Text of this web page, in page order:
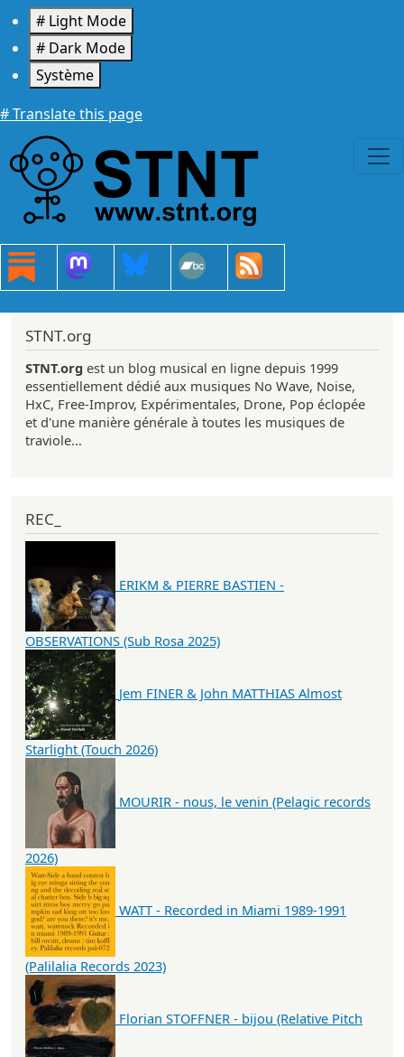
Aller au contenu principal
# Light Mode
# Dark Mode
Système
# Translate this page
STNT.org
STNT.org est un blog musical en ligne depuis 1999
essentiellement dédié aux musiques No Wave, Noise,
HxC, Free-Improv, Expérimentales, Drone, Pop éclopée
et d'une manière générale à toutes les musiques de
traviole...
REC_
ERIKM & PIERRE BASTIEN -
OBSERVATIONS (Sub Rosa 2025)
Jem FINER & John MATTHIAS Almost
Starlight (Touch 2026)
MOURIR - nous, le venin (Pelagic records
2026)
WATT - Recorded in Miami 1989-1991
(Palilalia Records 2023)
Florian STOFFNER - bijou (Relative Pitch